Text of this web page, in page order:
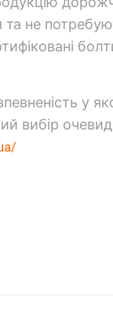
та не
у
вибір